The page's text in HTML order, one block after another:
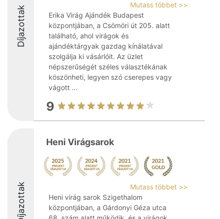
Díjazottak
Mutass többet >>
Erika Virág Ajándék Budapest
központjában, a Csömöri út 205. alatt
található, ahol virágok és
ajándéktárgyak gazdag kínálatával
szolgálja ki vásárlóit. Az üzlet
népszerűségét széles választékának
köszönheti, legyen szó cserepes vagy
vágott ...
9
Díjazottak
Heni Virágsarok
Mutass többet >>
Heni virág sarok Szigethalom
központjában, a Gárdonyi Géza utca